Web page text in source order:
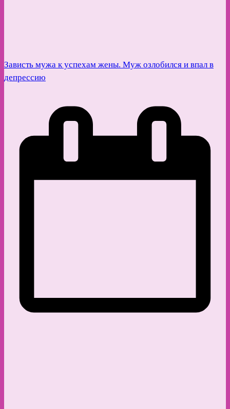
Зависть мужа к успехам жены. Муж озлобился и впал в
депрессию